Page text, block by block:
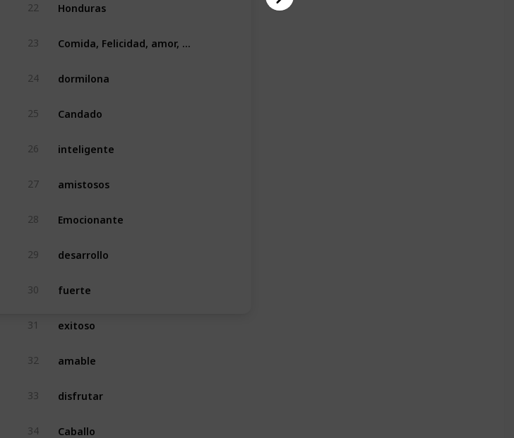
22
23
24 dormilona
25 Candado
26 inteligente
27 amistosos
28 Emocionante
29 desarrollo
30 fuerte
31 exitoso
32 amable
33 disfrutar
34 Caballo